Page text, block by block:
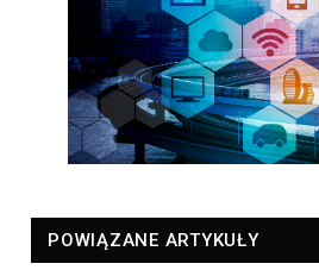
POWIĄZANE ARTYKUŁY